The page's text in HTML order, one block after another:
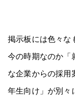
掲示板には色々な
今の時期なのか「
な企業からの採用
年生向け」が別々